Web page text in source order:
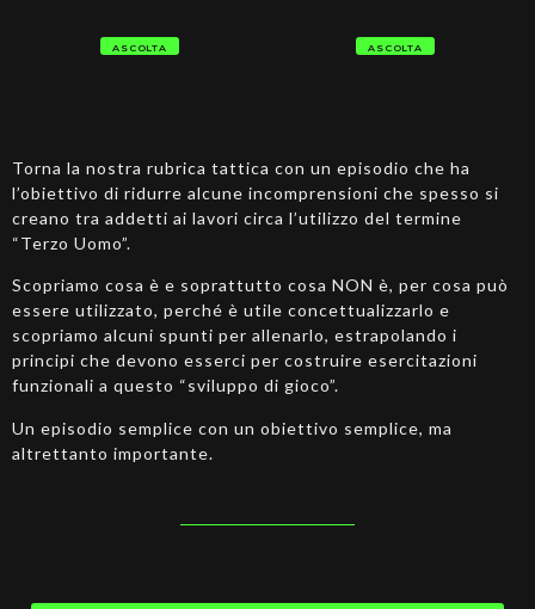
ASCOLTA ASCOLTA
Torna la nostra rubrica tattica con un episodio che ha
l’obiettivo di ridurre alcune incomprensioni che spesso si
creano tra addetti ai lavori circa l’utilizzo del termine
“Terzo Uomo”.
Scopriamo cosa è e soprattutto cosa NON è, per cosa può
essere utilizzato, perché è utile concettualizzarlo e
scopriamo alcuni spunti per allenarlo, estrapolando i
principi che devono esserci per costruire esercitazioni
funzionali a questo “sviluppo di gioco”.
Un episodio semplice con un obiettivo semplice, ma
altrettanto importante.